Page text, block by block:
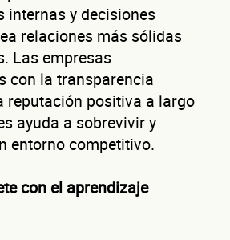
internas y decisiones
relaciones más sólidas
Las empresas
con la transparencia
reputación positiva a largo
ayuda a sobrevivir y
entorno competitivo.
con el aprendizaje